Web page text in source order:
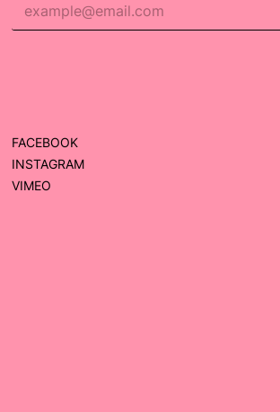
FACEBOOK
INSTAGRAM
VIMEO